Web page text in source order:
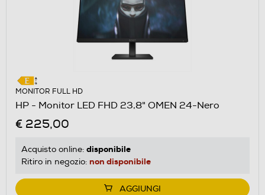
MONITOR FULL HD
HP - Monitor LED FHD 23,8" OMEN 24-Nero
€ 225,00
Acquisto online: disponibile
Ritiro in negozio: non disponibile
AGGIUNGI